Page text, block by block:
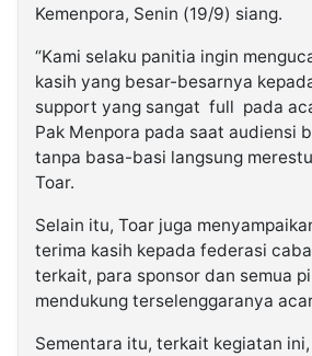
Kemenpora, Senin (19/9) siang.
“Kami selaku panitia ingin
kasih yang besar-besarnya
support yang sangat full pada
Pak Menpora pada saat audiensi
tanpa basa-basi langsung
Toar.
Selain itu, Toar juga
terima kasih kepada federasi
terkait, para sponsor dan semua
mendukung terselenggaranya
Sementara itu, terkait kegiatan